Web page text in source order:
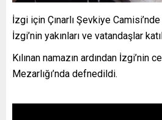
İzgi için Çınarlı Şevkiye
İzgi’nin yakınları ve vatandaşlar
Kılınan namazın ardından İzgi’nin
Mezarlığı’nda defnedildi.